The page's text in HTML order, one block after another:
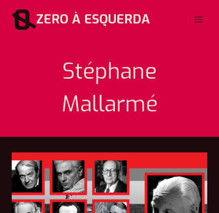
para
ZERO À ESQUERDA
Stéphane
Mallarmé